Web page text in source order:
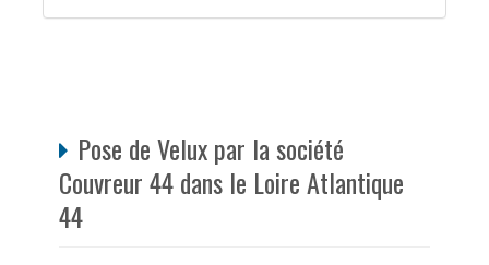
Pose de Velux par la société
Couvreur 44 dans le Loire Atlantique
44